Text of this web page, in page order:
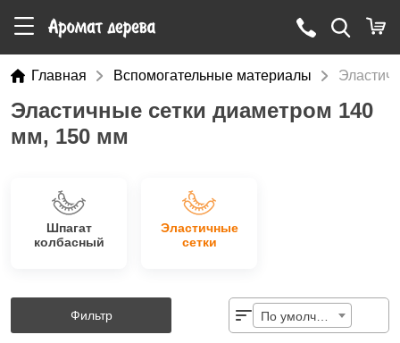
Главная Вспомогательные материалы
Эластичные сетки диаметром 140
мм, 150 мм
Шпагат
колбасный
Эластичные
сетки
Фильтр